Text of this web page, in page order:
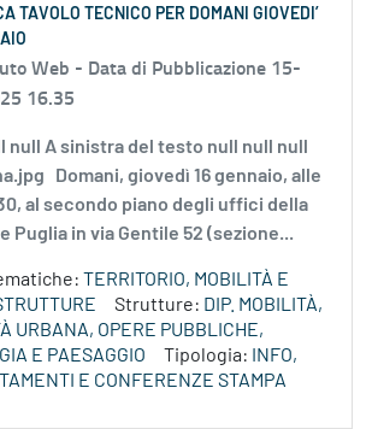
TAVOLO TECNICO PER DOMANI GIOVEDI’
Web - Data di Pubblicazione 15-
16.35
null A sinistra del testo null null null
Domani, giovedì 16 gennaio, alle
al secondo piano degli uffici della
Puglia in via Gentile 52 (sezione...
TERRITORIO, MOBILITÀ E
Strutture: DIP. MOBILITÀ,
URBANA, OPERE PUBBLICHE,
E PAESAGGIO
Tipologia:
INFO,
E CONFERENZE STAMPA